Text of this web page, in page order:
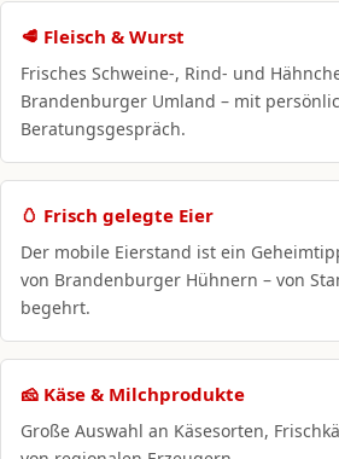
🥩 Fleisch & Wurst
Frisches Schweine-, Rind- und
Brandenburger Umland – mit
Beratungsgespräch.
🥚 Frisch gelegte Eier
Der mobile Eierstand ist ein
von Brandenburger Hühnern – von
begehrt.
🧀 Käse & Milchprodukte
Große Auswahl an Käsesorten,